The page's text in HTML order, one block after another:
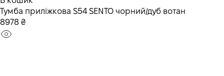
Тумба приліжкова S54 SENTO чорний/дуб вотан
8978 ₴